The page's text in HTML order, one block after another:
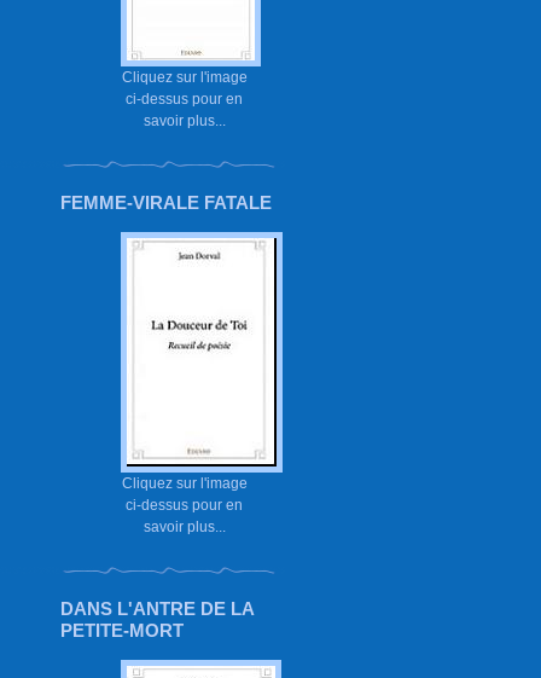
Cliquez sur l'image
ci-dessus pour en
savoir plus...
FEMME-VIRALE FATALE
Cliquez sur l'image
ci-dessus pour en
savoir plus...
DANS L'ANTRE DE LA
PETITE-MORT